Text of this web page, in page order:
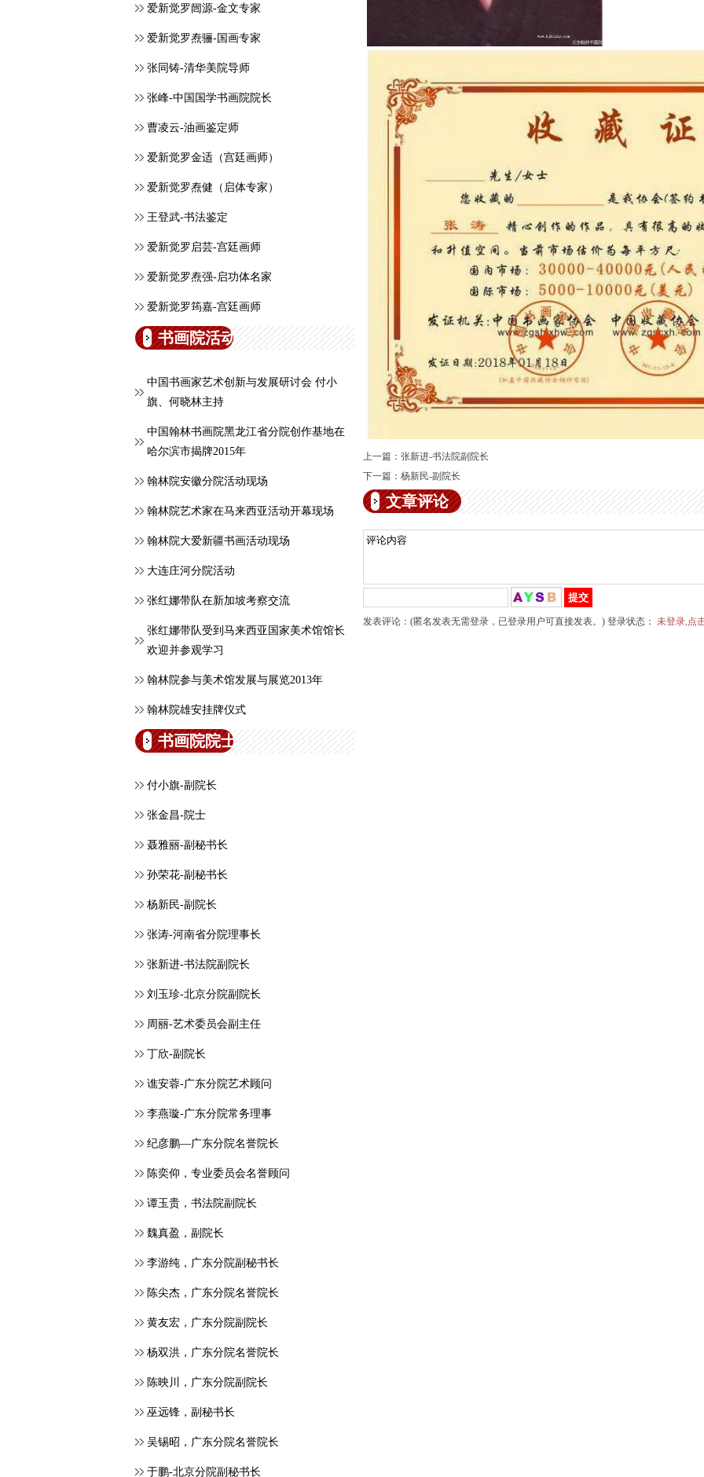
爱新觉罗闿源-金文专家
爱新觉罗焘骊-国画专家
张同铸-清华美院导师
张峰-中国国学书画院院长
曹凌云-油画鉴定师
爱新觉罗金适（宫廷画师）
爱新觉罗焘健（启体专家）
王登武-书法鉴定
爱新觉罗启芸-宫廷画师
爱新觉罗焘强-启功体名家
爱新觉罗筠嘉-宫廷画师
书画院活动
中国书画家艺术创新与发展研讨会 付小
旗、何晓林主持
中国翰林书画院黑龙江省分院创作基地在
哈尔滨市揭牌2015年
翰林院安徽分院活动现场
翰林院艺术家在马来西亚活动开幕现场
翰林院大爱新疆书画活动现场
大连庄河分院活动
张红娜带队在新加坡考察交流
张红娜带队受到马来西亚国家美术馆馆长
欢迎并参观学习
翰林院参与美术馆发展与展览2013年
翰林院雄安挂牌仪式
书画院院士
付小旗-副院长
张金昌-院士
聂雅丽-副秘书长
孙荣花-副秘书长
杨新民-副院长
张涛-河南省分院理事长
张新进-书法院副院长
刘玉珍-北京分院副院长
周丽-艺术委员会副主任
丁欣-副院长
谯安蓉-广东分院艺术顾问
李燕璇-广东分院常务理事
纪彦鹏—广东分院名誉院长
​陈奕仰，专业委员会名誉顾问
谭玉贵，书法院副院长
魏真盈，副院长
李游纯，广东分院副秘书长
陈尖杰，广东分院名誉院长
黄友宏，广东分院副院长
杨双洪，广东分院名誉院长
陈映川，广东分院副院长
巫远锋，副秘书长
吴锡昭，广东分院名誉院长
于鹏-北京分院副秘书长
上一篇： 张新进-书法院副院长
下一篇： 杨新民-副院长
文章评论
发表评论：(匿名发表无需登录，已登录用户可直接发表。) 登录状态： 未登录,点